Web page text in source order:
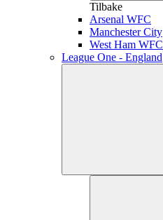
Tilbake
Arsenal WFC
Manchester City
West Ham WFC
League One - England